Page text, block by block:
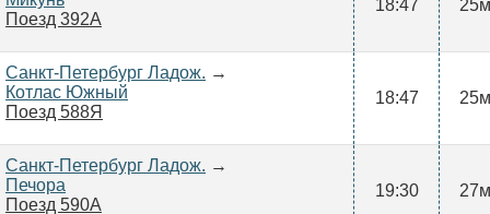
Поезд 392А
18:47 25м
Санкт-Петербург Ладож. →
Котлас Южный
Поезд 588Я
18:47 25м
Санкт-Петербург Ладож. →
Печора
Поезд 590А
19:30 27м